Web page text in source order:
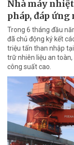
Nhà máy
pháp, đáp ứng
Trong 6 tháng đầu
đã chủ động ký kết
triệu tấn than nhập
trữ nhiên liệu an
công suất cao.